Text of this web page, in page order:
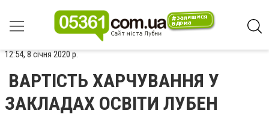
12:54, 8 січня 2020 р.
ВАРТІСТЬ ХАРЧУВАННЯ У
ЗАКЛАДАХ ОСВІТИ ЛУБЕН